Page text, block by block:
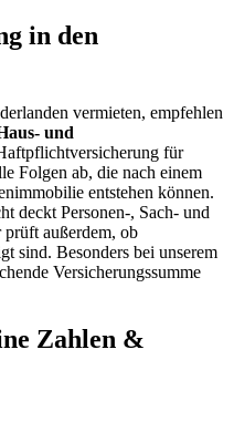
in den
vermieten, empfehlen
und
für
Folgen ab, die nach einem
entstehen können.
deckt Personen-, Sach- und
prüft außerdem, ob
sind. Besonders bei unserem
Versicherungssumme
Zahlen &